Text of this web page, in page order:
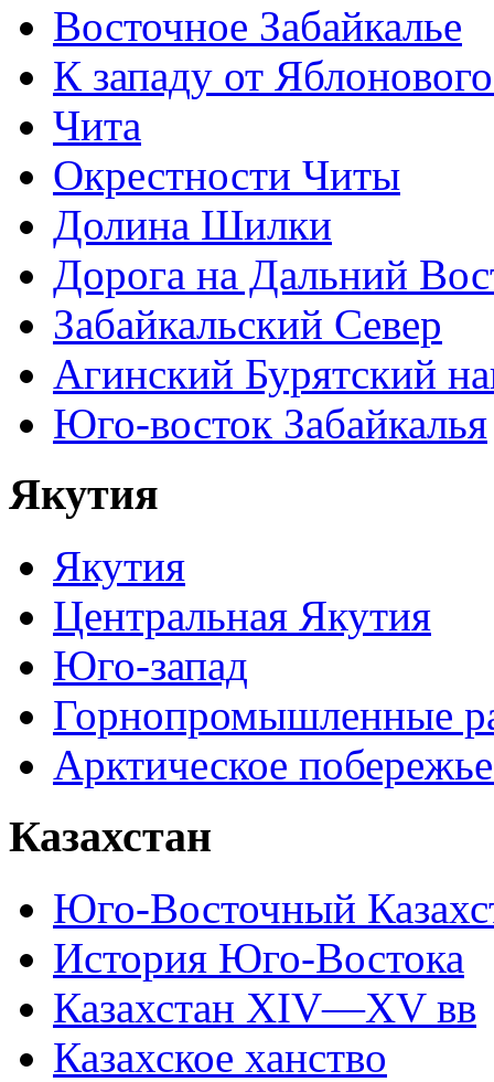
Восточное Забайкалье
К западу от
Чита
Окрестности Читы
Долина Шилки
Дорога на Дальний
Забайкальский Север
Агинский Бурятский
Юго-восток Забайкалья
Якутия
Якутия
Центральная Якутия
Юго-запад
Горнопромышленные
Арктическое
Казахстан
Юго-Восточный
История Юго-Востока
Казахстан XIV—XV вв
Казахское ханство